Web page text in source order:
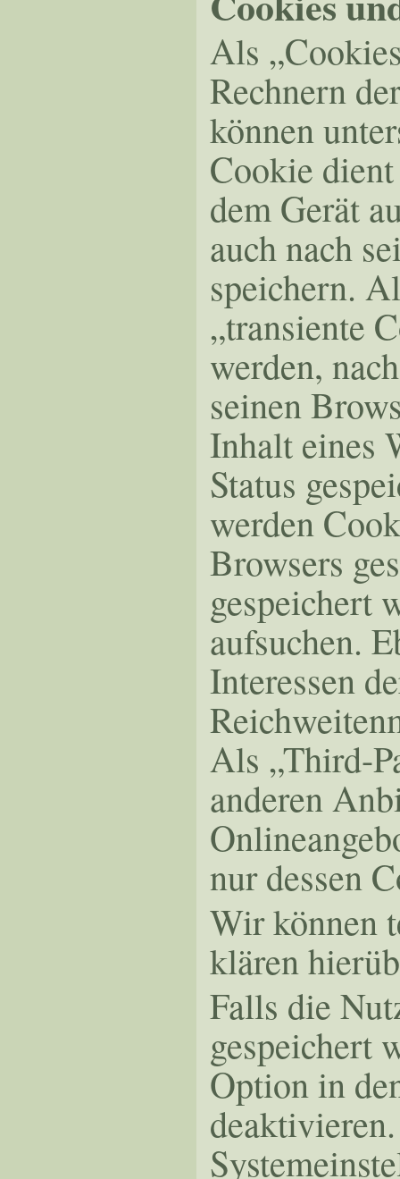
Als
Rechnern
können
Cookie
dem Gerät
auch nach
speichern.
„transiente
werden,
seinen
Inhalt eines
Status
werden
Browsers
gespeichert
aufsuchen.
Interessen
Als „Third-
anderen
nur dessen
Wir können
klären
Falls die
gespeichert
Option in